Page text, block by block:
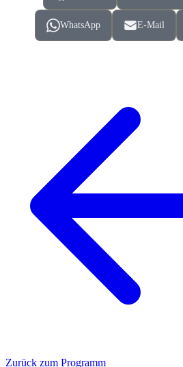
WhatsApp E-Mail
Zurück zum Programm